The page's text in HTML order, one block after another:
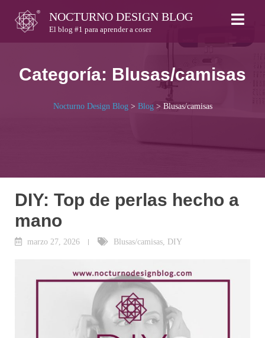
content
NOCTURNO DESIGN BLOG
El blog #1 para aprender a coser
Categoría: Blusas/camisas
Nocturno Design Blog> Blog> Blusas/camisas
DIY: Top de perlas hecho a
mano
marzo 27, 2026 Blusas/camisas, DIY